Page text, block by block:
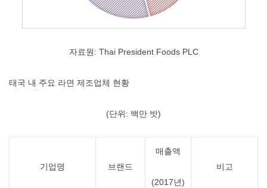
자료원: Thai President Foods PLC
태국 내 주요 라면 제조업체 현황
(단위: 백만 밧)
기업명 브랜드
매출액
(2017년)
비고